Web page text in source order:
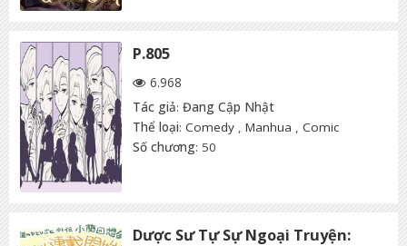
P.805
6.968
Tác giả: Đang Cập Nhật
Thể loại: Comedy , Manhua , Comic
Số chương: 50
Dược Sư Tự Sự Ngoại Truyện: